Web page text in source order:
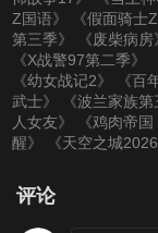
Z国语》
《假面骑士
第三季》
《废柴病房
《X战警97第二季》
《幼女战记2》
《百
武士》
《波兰家族第
人女友》
《鸡肉帝
醒》
《天空之城2026
评论